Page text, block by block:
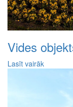
Vides
Lasīt vairāk